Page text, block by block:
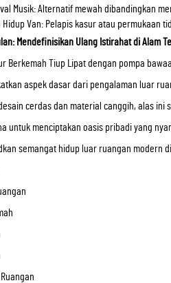
Musik: Alternatif mewah dibandingkan
Hidup Van: Pelapis kasur atau permukaan
Mendefinisikan Ulang Istirahat di Alam
Berkemah Tiup Lipat dengan pompa
aspek dasar dari pengalaman luar
cerdas dan material canggih, alas
untuk menciptakan oasis pribadi yang
semangat hidup luar ruangan modern